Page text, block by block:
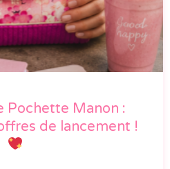
Pochette Manon :
de lancement !